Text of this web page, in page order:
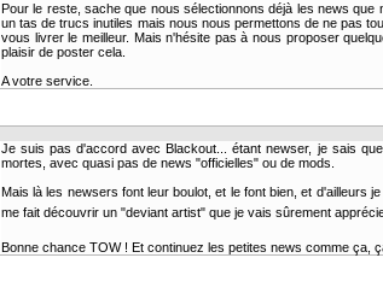
Pour le reste, sache que nous sélectionnons déjà les news
un tas de trucs inutiles mais nous nous permettons de ne pas
vous livrer le meilleur. Mais n'hésite pas à nous proposer
plaisir de poster cela.
A votre service.
Je suis pas d'accord avec Blackout... étant newser, je sais
mortes, avec quasi pas de news "officielles" ou de mods.
Mais là les newsers font leur boulot, et le font bien, et d'ailleurs
me fait découvrir un "deviant artist" que je vais sûrement
Bonne chance TOW ! Et continuez les petites news comme ça,